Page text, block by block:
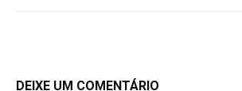
DEIXE UM COMENTÁRIO